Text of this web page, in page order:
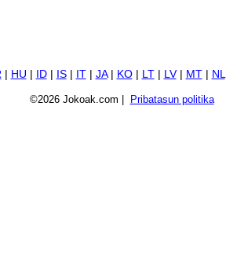
| HU ID| IS| IT| JA| KO| LT| LV| MT| NL
©2026 Jokoak.com | Pribatasun politika